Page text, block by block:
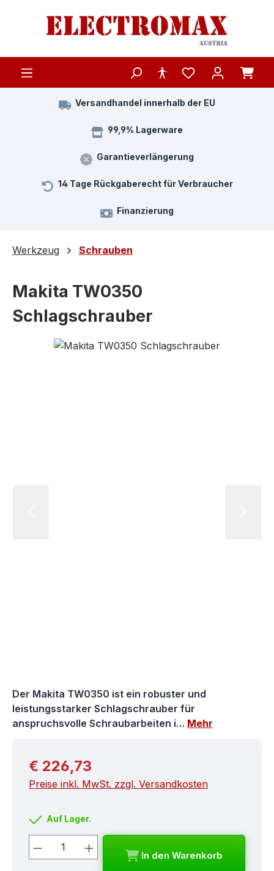
Zum Hauptinhalt springen
Versandhandel innerhalb der EU
99,9% Lagerware
Garantieverlängerung
14 Tage Rückgaberecht für Verbraucher
Finanzierung
Werkzeug Schrauben
Makita TW0350
Schlagschrauber
Bildergalerie überspringen
Der Makita TW0350 ist ein robuster und
leistungsstarker Schlagschrauber für
anspruchsvolle Schraubarbeiten i… Mehr
Regulärer Preis:
€ 226,73
Preise inkl. MwSt. zzgl. Versandkosten
Auf Lager.
Produkt Anzahl: Gib den
In den Warenkorb